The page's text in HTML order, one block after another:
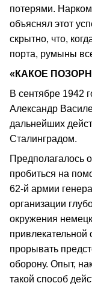
потерями.
объяснял этот
скрытно, что,
порта, румыны
«КАКОЕ
В сентябре 1942
Александр
дальнейших
Сталинградом.
Предполагалось
пробиться на
62-й армии
организации
окружения
привлекательной
прорывать
оборону. Опыт,
такой способ